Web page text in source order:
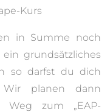
Kurs
in Summe noch
grundsätzliches
so darfst du dich
planen dann
zum „EAP-